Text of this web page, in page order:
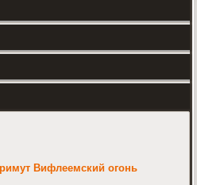
Вифлеемский огонь